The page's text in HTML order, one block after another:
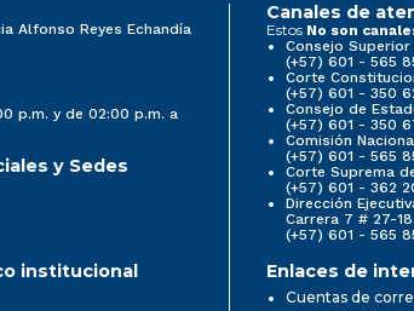
Alfonso Reyes Echandía
p.m. y de 02:00 p.m. a
y Sedes
Canales de
Estos No son
Consejo
(+57) 601 - 565
Corte
(+57) 601 - 350
Consejo de
(+57) 601 - 350
Comisión
(+57) 601 - 565
Corte Suprema
(+57) 601 - 362
Dirección
Carrera 7 # 27-
(+57) 601 - 565
institucional Enlaces de
Cuentas de